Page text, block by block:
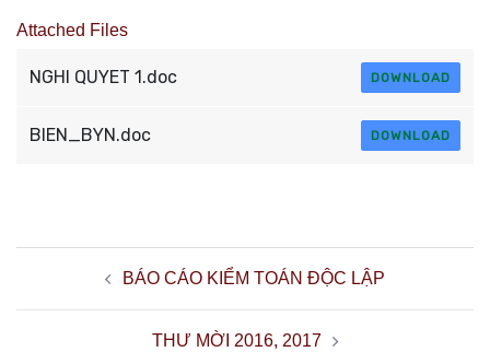
Attached Files
NGHI QUYET 1.doc DOWNLOAD
BIEN_BYN.doc DOWNLOAD
BÁO CÁO KIỂM TOÁN ĐỘC LẬP
THƯ MỜI 2016, 2017